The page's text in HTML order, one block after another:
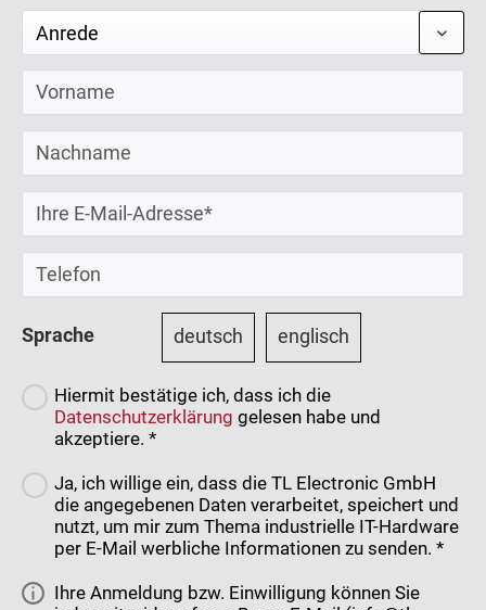
Sprache deutsch englisch
Hiermit bestätige ich, dass ich die
Datenschutzerklärung gelesen habe und
akzeptiere. *
Ja, ich willige ein, dass die TL Electronic GmbH
die angegebenen Daten verarbeitet, speichert und
nutzt, um mir zum Thema industrielle IT-Hardware
per E-Mail werbliche Informationen zu senden. *
Ihre Anmeldung bzw. Einwilligung können Sie